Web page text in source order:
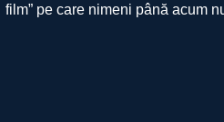
film” pe care nimeni până acum